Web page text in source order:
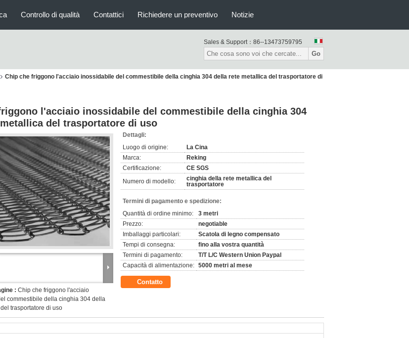
Controllo di qualità Contattici Richiedere un preventivo Notizie
Sales & Support： 86--13473759795
Go
Chip che friggono l'acciaio inossidabile del commestibile della cinghia 304 della rete metallica del trasportatore di
l'acciaio inossidabile del commestibile della cinghia 304
del trasportatore di uso
: Chip che friggono l'acciaio
commestibile della cinghia 304 della
trasportatore di uso
Dettagli:
Luogo di origine:
La Cina
Marca:
Reking
Certificazione:
CE SGS
Numero di modello:
cinghia della rete metallica del
trasportatore
Termini di pagamento e spedizione:
Quantità di ordine minimo:
3 metri
Prezzo:
negotiable
Imballaggi particolari:
Scatola di legno compensato
Tempi di consegna:
fino alla vostra quantità
Termini di pagamento:
T/T L/C Western Union Paypal
Capacità di alimentazione: 5000 metri al mese
Contatto